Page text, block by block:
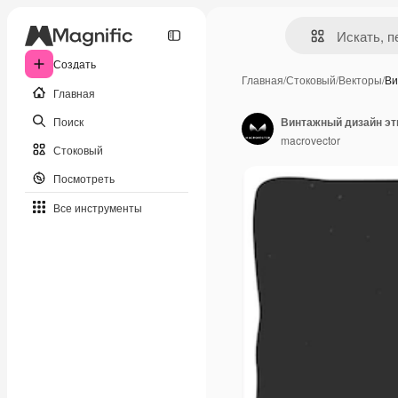
Создать
Главная
Поиск
Стоковый
Посмотреть
Все инструменты
Главная/Стоковый/Векторы/
Винтажный дизайн
macrovector